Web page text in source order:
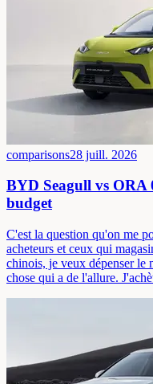
comparisons28 juill. 2026
BYD Seagull vs
budget
C'est la question qu'on me
acheteurs et ceux qui
chinois, je veux dépenser le
chose qui a de l'allure.